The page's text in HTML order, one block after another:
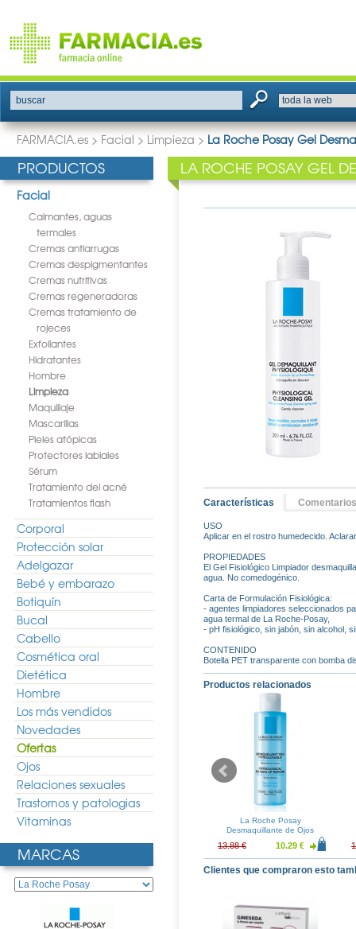
buscar
FARMACIA.es > Facial > Limpieza > La Roche Posay Gel
PRODUCTOS
Facial
Calmantes, aguas
termales
Cremas antiarrugas
Cremas despigmentantes
Cremas nutritivas
Cremas regeneradoras
Cremas tratamiento de
rojeces
Exfoliantes
Hidratantes
Hombre
Limpieza
Maquillaje
Mascarillas
Pieles atópicas
Protectores labiales
Sérum
Tratamiento del acné
Tratamientos flash
Corporal
Protección solar
Adelgazar
Bebé y embarazo
Botiquín
Bucal
Cabello
Cosmética oral
Dietética
Hombre
Los más vendidos
Novedades
Ofertas
Ojos
Relaciones sexuales
Trastornos y patologias
Vitaminas
MARCAS
LA ROCHE POSAY GEL
Características Comentarios
USO
Aplicar en el rostro humedecido.
PROPIEDADES
El Gel Fisiológico Limpiador
agua. No comedogénico.
Carta de Formulación Fisiológica:
- agentes limpiadores seleccionados
agua termal de La Roche-Posay,
- pH fisiológico, sin jabón, sin alcohol,
CONTENIDO
Botella PET transparente con bomba
Productos relacionados
Kerium DS
14.44 € 15.06 € 11.16 €
La Roche Posay
Desmaquillante de Ojos
13.88 € 10.29 €
Clientes que compraron esto